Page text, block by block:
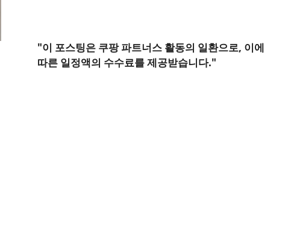
"이 포스팅은 쿠팡 파트너스 활동의 일환으로, 이에
따른 일정액의 수수료를 제공받습니다."